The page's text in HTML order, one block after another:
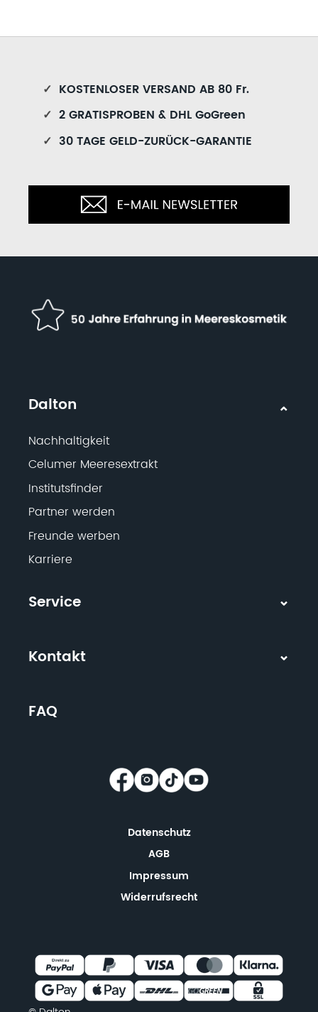
✓ KOSTENLOSER VERSAND AB 80 Fr.
✓ 2 GRATISPROBEN & DHL GoGreen
✓ 30 TAGE GELD-ZURÜCK-GARANTIE
Dalton
Nachhaltigkeit
Celumer Meeresextrakt
Institutsfinder
Partner werden
Freunde werben
Karriere
Service
Kontakt
FAQ
Datenschutz
AGB
Impressum
Widerrufsrecht